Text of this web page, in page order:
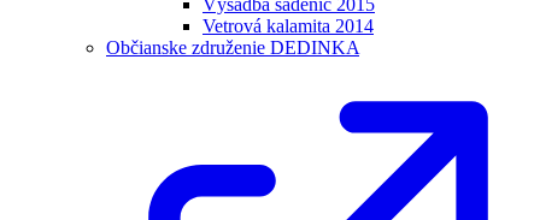
Vetrová kalamita 2014
Občianske združenie DEDINKA